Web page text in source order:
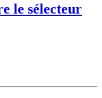
le sélecteur